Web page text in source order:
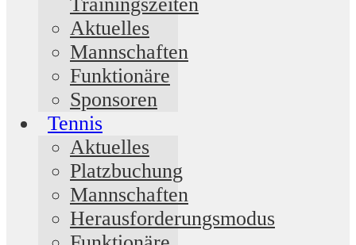
Aktuelles
Mannschaften
Funktionäre
Sponsoren
Tennis
Aktuelles
Platzbuchung
Mannschaften
Herausforderungsmodus